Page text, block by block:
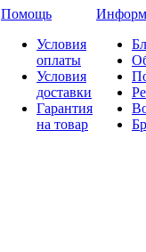
Помощь
Условия
оплаты
Условия
доставки
Гарантия
на товар